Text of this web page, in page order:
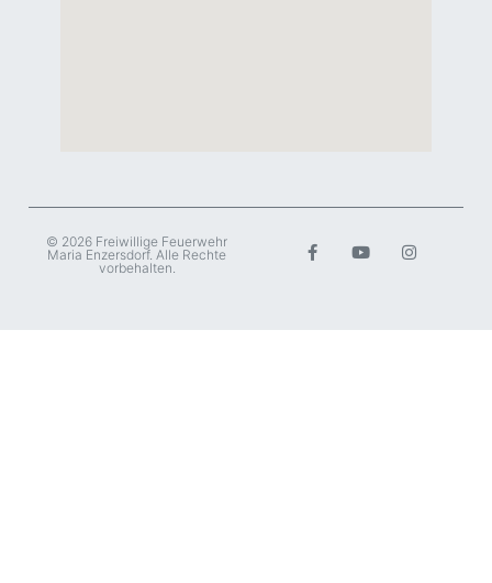
© 2026 Freiwillige Feuerwehr
Maria Enzersdorf. Alle Rechte
vorbehalten.